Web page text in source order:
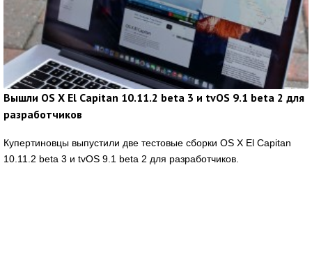
Вышли OS X El Capitan 10.11.2 beta 3 и tvOS 9.1 beta 2 для
разработчиков
Купертиновцы выпустили две тестовые сборки OS X El Capitan
10.11.2 beta 3 и tvOS 9.1 beta 2 для разработчиков.